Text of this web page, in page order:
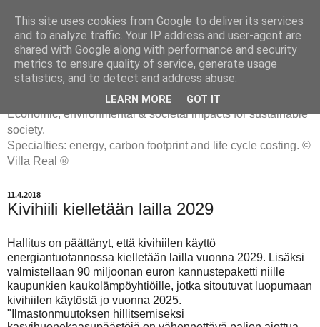
ENERGIATYHMYRIT
Economic, environmental & societal impacts for sustainable
society.
Specialties: energy, carbon footprint and life cycle costing. ©
Villa Real ®
11.4.2018
Kivihiili kielletään lailla 2029
Hallitus on päättänyt, että kivihiilen käyttö
energiantuotannossa kielletään lailla vuonna 2029. Lisäksi
valmistellaan 90 miljoonan euron kannustepaketti niille
kaupunkien kaukolämpöyhtiöille, jotka sitoutuvat luopumaan
kivihiilen käytöstä jo vuonna 2025.
"Ilmastonmuutoksen hillitsemiseksi
This site uses cookies from Google to deliver its services
and to analyze traffic. Your IP address and user-agent are
shared with Google along with performance and security
metrics to ensure quality of service, generate usage
statistics, and to detect and address abuse.
LEARN MORE GOT IT